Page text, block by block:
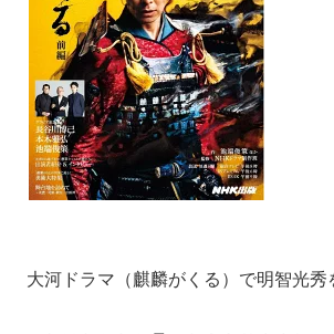
大河ドラマ（麒麟がくる）で明智光秀